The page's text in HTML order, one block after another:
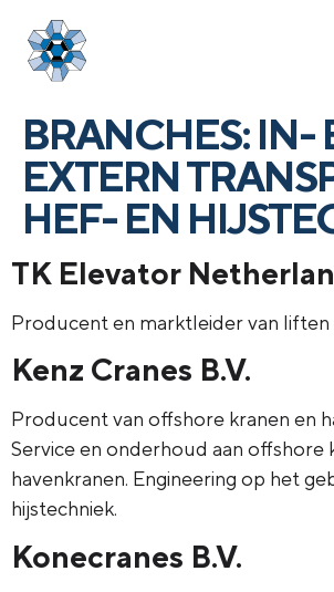
BRANCHES: IN-
EXTERN
HEF- EN
TK Elevator
Producent en marktleider van
Kenz Cranes B.V.
Producent van offshore kranen en
Service en onderhoud aan offshore
havenkranen. Engineering op het
hijstechniek.
Konecranes B.V.